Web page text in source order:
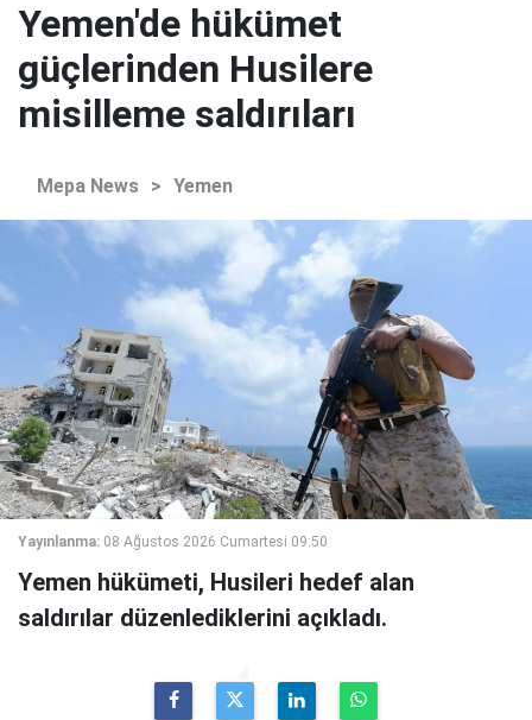
Yemen'de hükümet
güçlerinden Husilere
misilleme saldırıları
Mepa News > Yemen
Yayınlanma: 08 Ağustos 2026 Cumartesi 09:50
Yemen hükümeti, Husileri hedef alan
saldırılar düzenlediklerini açıkladı.